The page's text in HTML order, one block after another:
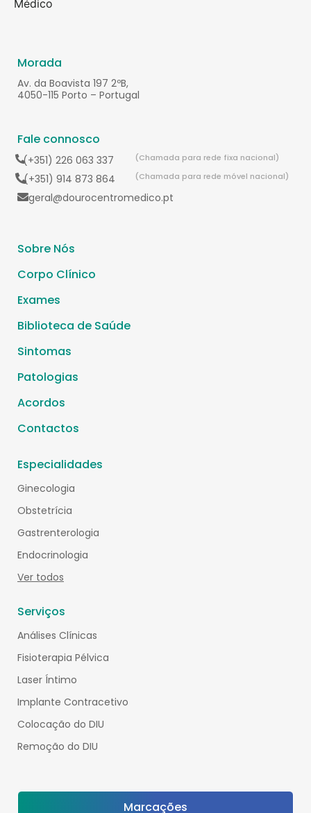
Morada
Av. da Boavista 197 2ºB,
4050-115 Porto – Portugal
Fale connosco
(+351) 226 063 337 (Chamada para rede fixa nacional)
(+351) 914 873 864 (Chamada para rede móvel nacional)
geral@dourocentromedico.pt
Sobre Nós
Corpo Clínico
Exames
Biblioteca de Saúde
Sintomas
Patologias
Acordos
Contactos
Especialidades
Ginecologia
Obstetrícia
Gastrenterologia
Endocrinologia
Ver todos
Serviços
Análises Clínicas
Fisioterapia Pélvica
Laser Íntimo
Implante Contracetivo
Colocação do DIU
Remoção do DIU
Marcações